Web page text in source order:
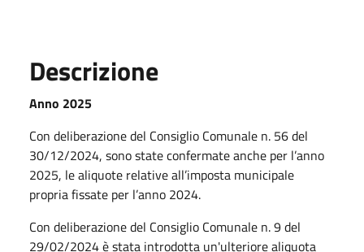
Descrizione
Anno 2025
Con deliberazione del Consiglio Comunale n. 56 del
30/12/2024, sono state confermate anche per l’anno
2025, le aliquote relative all’imposta municipale
propria fissate per l’anno 2024.
Con deliberazione del Consiglio Comunale n. 9 del
29/02/2024 è stata introdotta un'ulteriore aliquota